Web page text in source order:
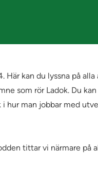
kan du lyssna på alla
som rör Ladok. Du
hur man jobbar med
tittar vi närmare